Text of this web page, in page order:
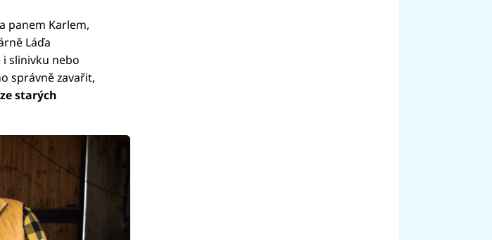
panem Karlem,
Láďa
i slinivku nebo
správně zavařit,
starých